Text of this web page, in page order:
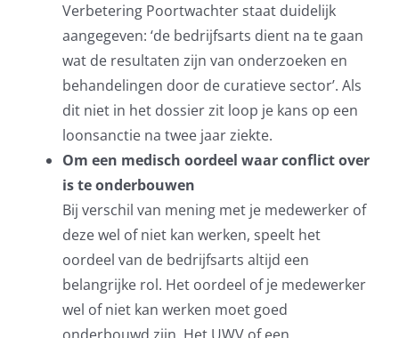
Verbetering Poortwachter staat duidelijk
aangegeven: ‘de bedrijfsarts dient na te gaan
wat de resultaten zijn van onderzoeken en
behandelingen door de curatieve sector’. Als
dit niet in het dossier zit loop je kans op een
loonsanctie na twee jaar ziekte.
Om een medisch oordeel waar conflict over
is te onderbouwen
Bij verschil van mening met je medewerker of
deze wel of niet kan werken, speelt het
oordeel van de bedrijfsarts altijd een
belangrijke rol. Het oordeel of je medewerker
wel of niet kan werken moet goed